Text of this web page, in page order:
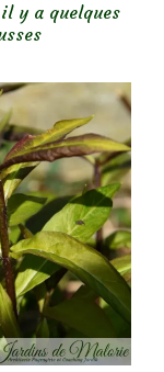
y a quelques